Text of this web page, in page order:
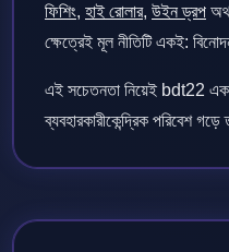
ফিশিং, হাই রোলার, উইন ড্রপ
ক্ষেত্রেই মূল নীতিটি একই:
এই সচেতনতা নিয়েই bdt22
ব্যবহারকারীকেন্দ্রিক পরিবেশ